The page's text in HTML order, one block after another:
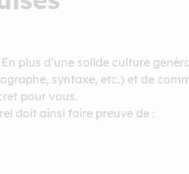
plus d’une solide culture
syntaxe, etc.) et de
pour vous.
doit ainsi faire preuve de :